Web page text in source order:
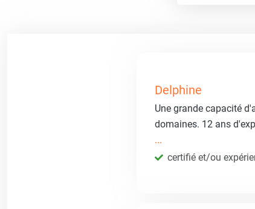
Delphine
Une grande capacité
domaines. 12 ans
...
certifié et/ou